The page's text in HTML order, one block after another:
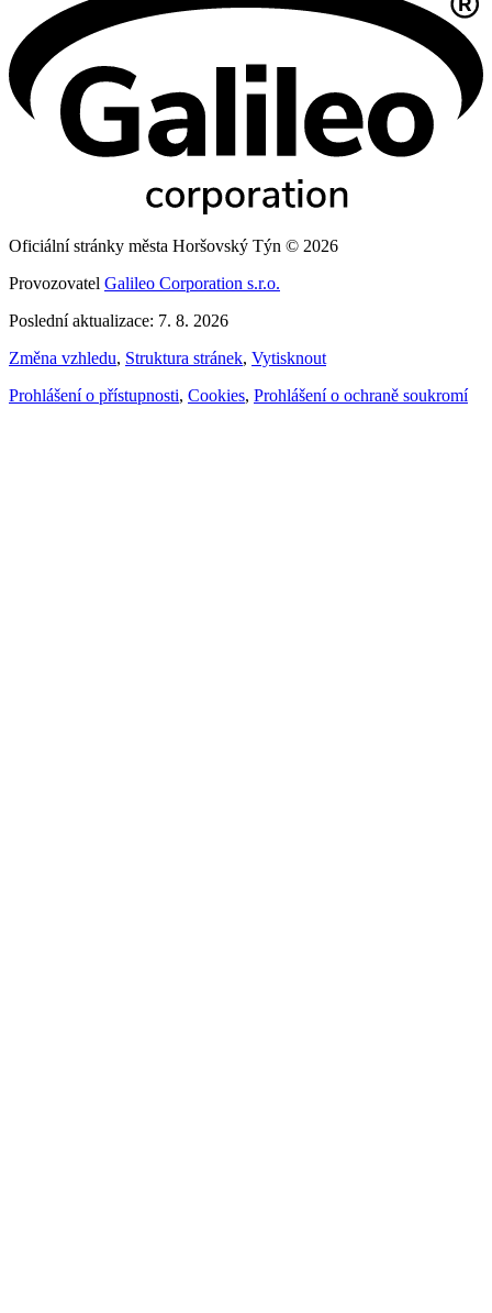
Oficiální stránky města Horšovský Týn © 2026
Provozovatel Galileo Corporation s.r.o.
Poslední aktualizace: 7. 8. 2026
Změna vzhledu, Struktura stránek, Vytisknout
Prohlášení o přístupnosti, Cookies, Prohlášení o ochraně soukromí